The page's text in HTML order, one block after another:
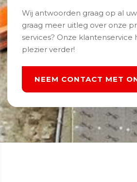
Wij antwoorden graag op al
graag meer uitleg over onze
services? Onze
plezier verder!
NEEM CONTACT MET